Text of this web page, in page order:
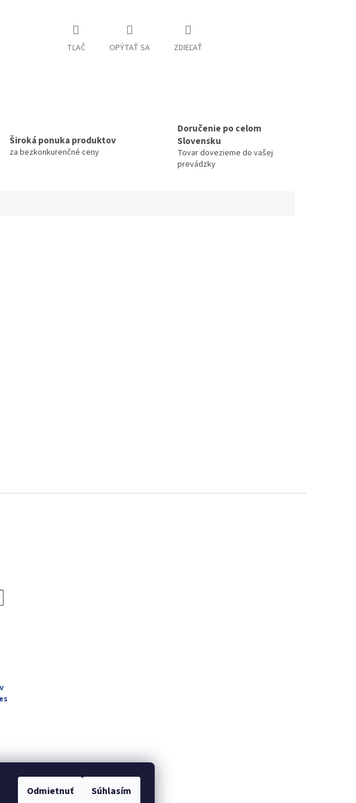
Odmietnuť Súhlasím
TLAČ OPÝTAŤ SA ZDIEĽAŤ
Široká ponuka produktov
za bezkonkurenčné ceny
Doručenie po celom
Slovensku
Tovar dovezieme do vašej
prevádzky